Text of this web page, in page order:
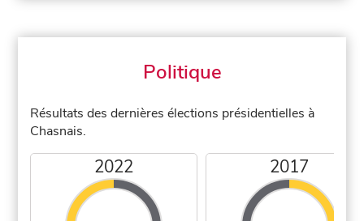
Politique
Résultats des dernières élections présidentielles à
Chasnais.
2022 2017